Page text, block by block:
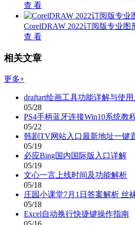
查 看
CorelDRAW 2022订阅版专业图
查 看
相关文章
更多+
draftart绘画工具功能详解与使用
05/28
PS4手柄蓝牙连接Win10系统教
05/22
韩剧TV网站入口最新地址一键
05/19
必应Bing国内国际版入口详解
05/19
文心一言上线时间及功能解析
05/18
庄园小课堂7月1日答案解析 丝
05/18
Excel自动换行快捷键操作指南